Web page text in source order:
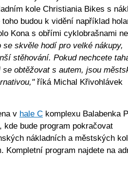
kole Christiania Bikes s
budou k vidění například
Kona s obřími cyklobrašnami
se skvěle hodí pro velké nákupy,
stěhování. Pokud nechcete
obtěžovat s autem, jsou
říká Michal Křivohlávek
v hale C komplexu Balabenka
kde bude program pokračovat
nákladních a městských
Kompletní program najdete na